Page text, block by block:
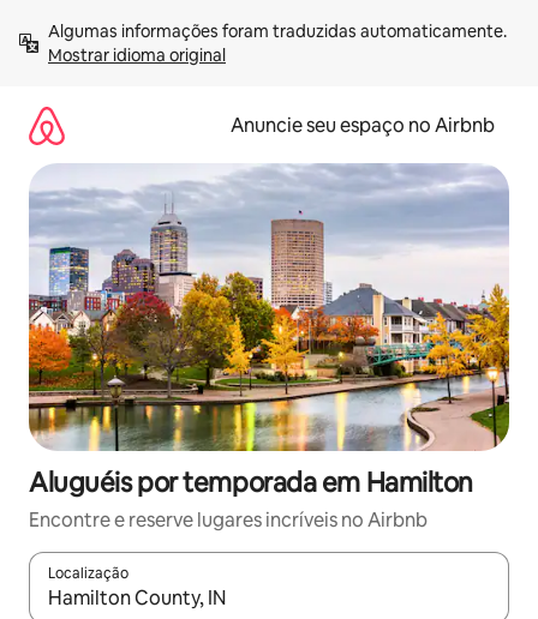
para
Mostrar idioma original
Anuncie seu espaço no Airbnb
Aluguéis por temporada em Hamilton
Encontre e reserve lugares incríveis no Airbnb
Localização
Quando os resultados estiverem disponíveis, explore-os